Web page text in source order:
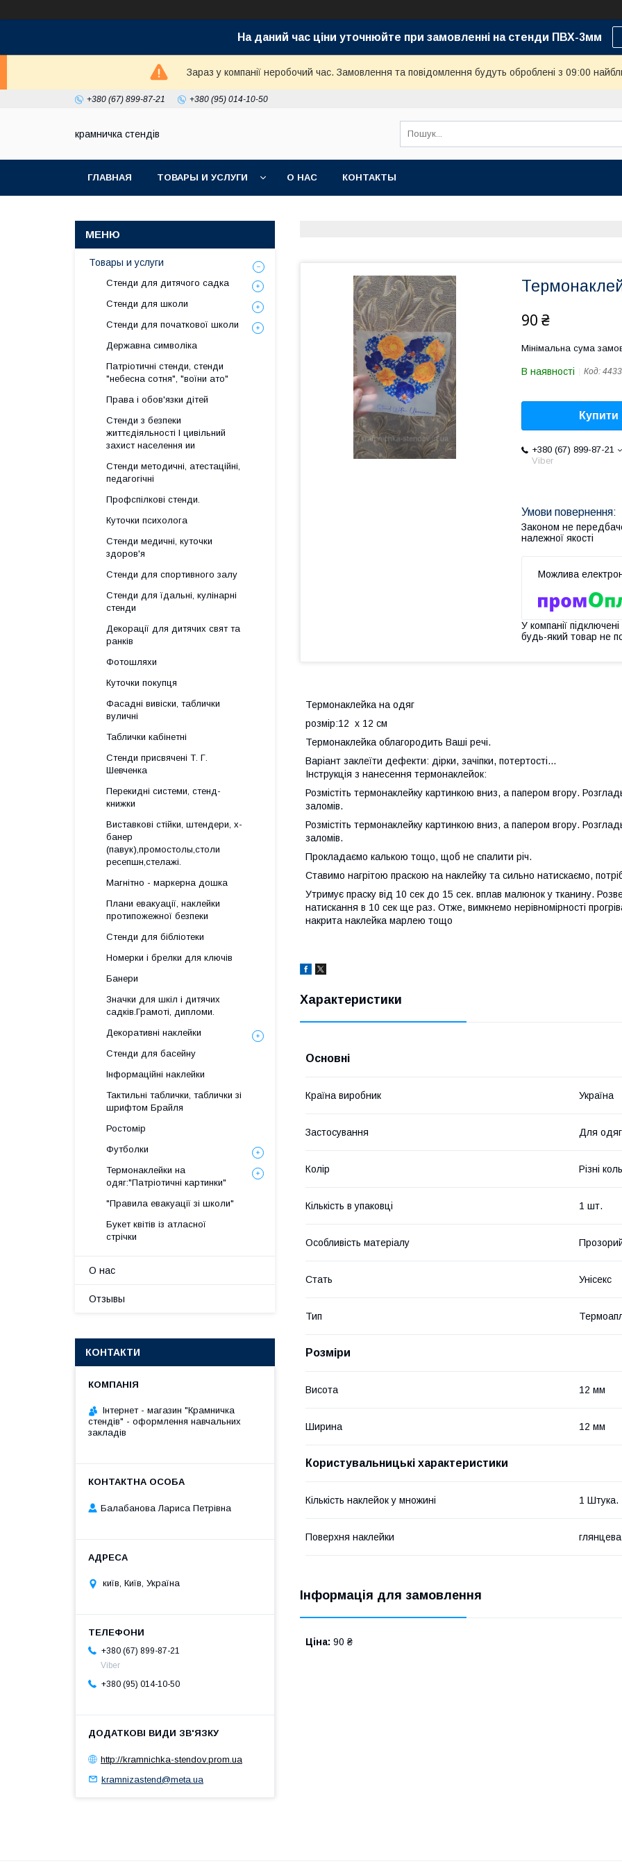
На даний час ціни уточнюйте при замовленні на стенди ПВХ-3мм
Зараз у компанії неробочий час. Замовлення та повідомлення будуть оброблені з 09:00
+380 (67) 899-87-21 +380 (95) 014-10-50
крамничка стендів
ГЛАВНАЯ ТОВАРЫ И УСЛУГИ О НАС КОНТАКТЫ
90 ₴
Мінімальна сума
В наявності Код: 4433
Купити
+380 (67) 899-87-21
Viber
Законом не
належної якості
У компанії
будь-який товар не
Термонаклейка на одяг
розмір:12 х 12 см
Термонаклейка облагородить Ваші речі.
Варіант заклеїти дефекти: дірки, зачіпки, потертості...
Інструкція з нанесення термонаклейок:
Розмістіть термонаклейку картинкою вниз, а папером вгору.
заломів.
Розмістіть термонаклейку картинкою вниз, а папером вгору.
заломів.
Прокладаємо калькою тощо, щоб не спалити річ.
Ставимо нагрітою праскою на наклейку та сильно натискаємо,
Утримує праску від 10 сек до 15 сек. вплав малюнок у тканину.
натискання в 10 сек ще раз. Отже, вимкнемо нерівномірності
накрита наклейка марлею тощо
Характеристики
Основні
Країна виробник Україна
Застосування Для
Колір Різні
Кількість в упаковці 1 шт.
Особливість матеріалу
Стать Унісекс
Тип
Розміри
Висота 12 мм
Ширина 12 мм
Користувальницькі характеристики
Кількість наклейок у множині 1 Штука.
Поверхня наклейки глянцева
Інформація для замовлення
Ціна: 90 ₴
Товары и услуги
Стенди для дитячого садка
Стенди для школи
Стенди для початкової школи
Державна символіка
Патріотичні стенди, стенди
"небесна сотня", "воїни ато"
Права і обов'язки дітей
Стенди з безпеки
життєдіяльності І цивільний
захист населення ии
Стенди методичні, атестаційні,
педагогічні
Профспілкові стенди.
Куточки психолога
Стенди медичні, куточки
здоров'я
Стенди для спортивного залу
Стенди для їдальні, кулінарні
стенди
Декорації для дитячих свят та
ранків
Фотошляхи
Куточки покупця
Фасадні вивіски, таблички
вуличні
Таблички кабінетні
Стенди присвячені Т. Г.
Шевченка
Перекидні системи, стенд-
книжки
Виставкові стійки, штендери, х-
банер
(павук),промостолы,столи
ресепшн,стелажі.
Магнітно - маркерна дошка
Плани евакуації, наклейки
протипожежної безпеки
Стенди для бібліотеки
Номерки і брелки для ключів
Банери
Значки для шкіл і дитячих
садків.Грамоті, дипломи.
Декоративні наклейки
Стенди для басейну
Інформаційні наклейки
Тактильні таблички, таблички зі
шрифтом Брайля
Ростомір
Футболки
Термонаклейки на
одяг:"Патріотичні картинки"
"Правила евакуації зі школи"
Букет квітів із атласної
стрічки
О нас
Отзывы
КОНТАКТИ
Інтернет - магазин "Крамничка
стендів" - оформлення навчальних
закладів
Балабанова Лариса Петрівна
київ, Київ, Україна
+380 (67) 899-87-21
Viber
+380 (95) 014-10-50
http://kramnichka-stendov.prom.ua
kramnizastend@meta.ua